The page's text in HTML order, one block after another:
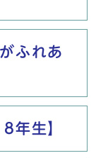
ふれあ
年生】